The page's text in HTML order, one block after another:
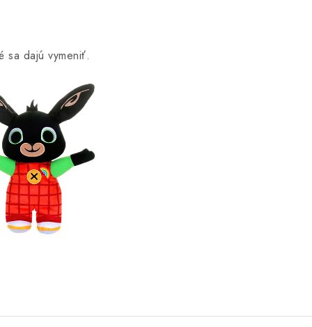
sa dajú vymeniť.